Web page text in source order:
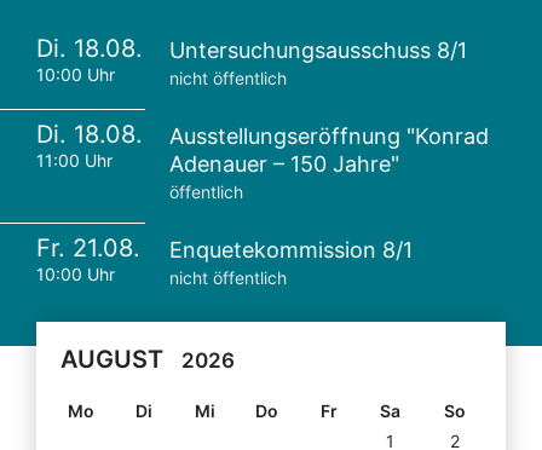
Di. 18.08.
10:00 Uhr
Untersuchungsausschuss 8/1
nicht öffentlich
Di. 18.08.
11:00 Uhr
Ausstellungseröffnung "Konrad
Adenauer – 150 Jahre"
öffentlich
Fr. 21.08.
10:00 Uhr
Enquetekommission 8/1
nicht öffentlich
AUGUST 2026
Mo Di Mi Do Fr Sa
So
1
2